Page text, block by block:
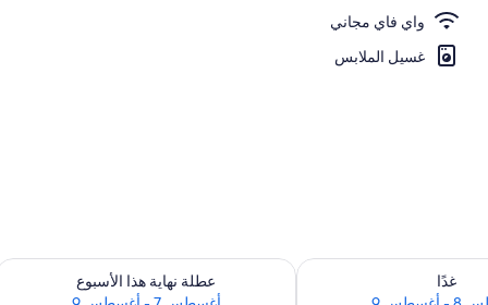
واي فاي مجاني
غسيل الملابس
غدًا
لغد للفترة أغسطس 8 - أغسطس 9
عطلة نهاية هذا الأسبوع
تحقق من مدى التوفر لعطلة نهاية هذا الأسبوع